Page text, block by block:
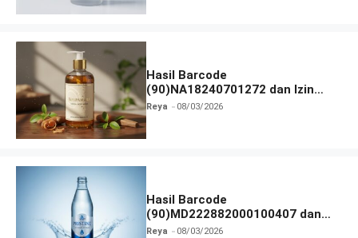
Hasil Barcode
(90)NA18240701272 dan Izin
BPOM
Reya 08/03/2026
Hasil Barcode
(90)MD222882000100407 dan
Izin BPOM
Reya 08/03/2026